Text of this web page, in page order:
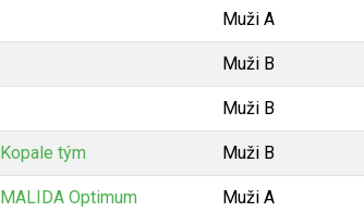
Muži A
Muži B
Muži B
Kopale tým Muži B
MALIDA Optimum Muži A